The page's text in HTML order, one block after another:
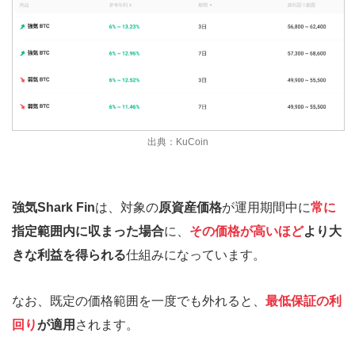
出典：KuCoin
強気Shark Finは、対象の原資産価格が運用期間中に常に
指定範囲内に収まった場合に、 その価格が高いほどより大
きな利益を得られる仕組みになっています。
なお、既定の価格範囲を一度でも外れると、 最低保証の利
回りが適用 されます。